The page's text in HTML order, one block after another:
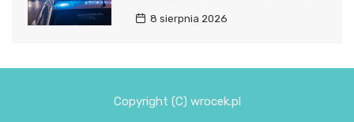
8 sierpnia 2026
Copyright (C) wrocek.pl